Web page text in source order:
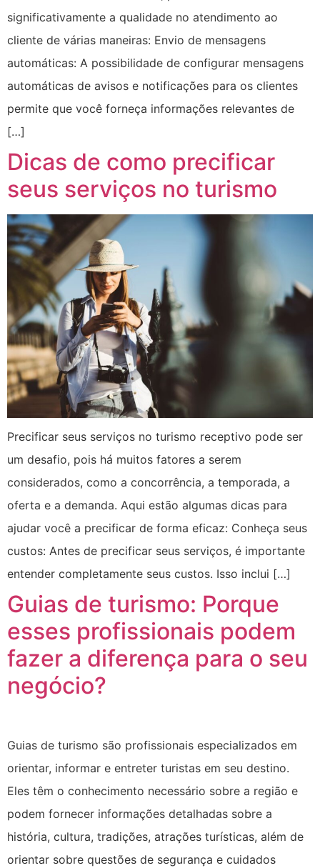
significativamente a qualidade no atendimento ao
cliente de várias maneiras: Envio de mensagens
automáticas: A possibilidade de configurar mensagens
automáticas de avisos e notificações para os clientes
permite que você forneça informações relevantes de
[…]
Dicas de como precificar
seus serviços no turismo
Precificar seus serviços no turismo receptivo pode ser
um desafio, pois há muitos fatores a serem
considerados, como a concorrência, a temporada, a
oferta e a demanda. Aqui estão algumas dicas para
ajudar você a precificar de forma eficaz: Conheça seus
custos: Antes de precificar seus serviços, é importante
entender completamente seus custos. Isso inclui […]
Guias de turismo: Porque
esses profissionais podem
fazer a diferença para o seu
negócio?
Guias de turismo são profissionais especializados em
orientar, informar e entreter turistas em seu destino.
Eles têm o conhecimento necessário sobre a região e
podem fornecer informações detalhadas sobre a
história, cultura, tradições, atrações turísticas, além de
orientar sobre questões de segurança e cuidados